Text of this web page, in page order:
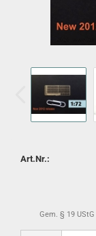
Art.Nr.:
Gem. § 19